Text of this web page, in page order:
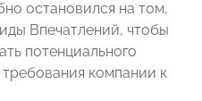
остановился на том,
Впечатлений, чтобы
потенциального
компании к